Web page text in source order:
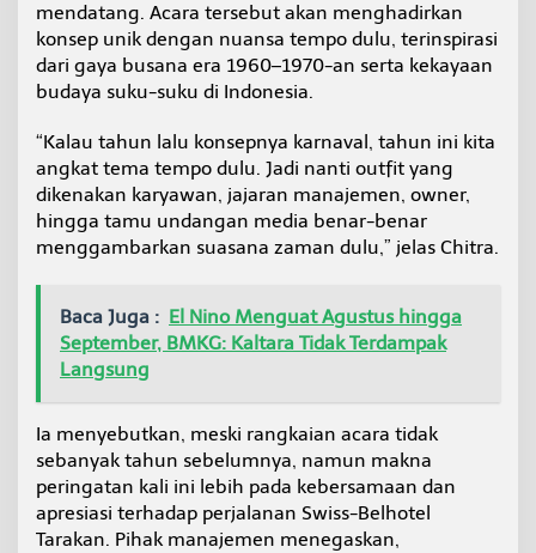
mendatang. Acara tersebut akan menghadirkan
konsep unik dengan nuansa tempo dulu, terinspirasi
dari gaya busana era 1960–1970-an serta kekayaan
budaya suku-suku di Indonesia.
“Kalau tahun lalu konsepnya karnaval, tahun ini kita
angkat tema tempo dulu. Jadi nanti outfit yang
dikenakan karyawan, jajaran manajemen, owner,
hingga tamu undangan media benar-benar
menggambarkan suasana zaman dulu,” jelas Chitra.
Baca Juga : El Nino Menguat Agustus hingga
September, BMKG: Kaltara Tidak Terdampak
Langsung
Ia menyebutkan, meski rangkaian acara tidak
sebanyak tahun sebelumnya, namun makna
peringatan kali ini lebih pada kebersamaan dan
apresiasi terhadap perjalanan Swiss-Belhotel
Tarakan. Pihak manajemen menegaskan,